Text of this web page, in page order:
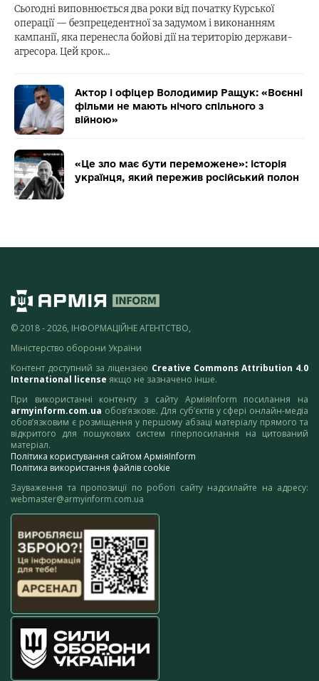
Сьогодні виповнюється два роки від початку Курської
операції — безпрецедентної за задумом і виконанням
кампанії, яка перенесла бойові дії на територію держави-
агресора. Цей крок…
Актор і офіцер Володимир Ращук: «Воєнні
фільми не мають нічого спільного з
війною»
«Це зло має бути переможене»: історія
українця, який пережив російський полон
© 2018 - 2026, ІНФОРМАЦІЙНЕ АГЕНТСТВО,
Міністерство оборони України
Контент доступний за ліцензією Creative Commons Attribution 4.0
International license якщо не зазначено інше.
При використанні контенту з сайту АрміяInform посилання на
armyinform.com.ua обов’язкове. Для суб’єктів у сфері онлайн-медіа
обов’язковим є розміщення у першому абзаці матеріалу прямого та
відкритого для пошукових систем гіперпосилання на цитований
матеріал.
Політика користування сайтом АрміяInform
Політика використання файлів cookie
Зауваження та пропозиції по роботі сайту надсилайте на адресу:
webmaster@armyinform.com.ua